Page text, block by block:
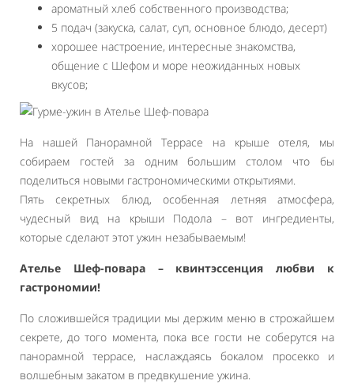
ароматный хлеб собственного производства;
5 подач (закуска, салат, суп, основное блюдо, десерт)
хорошее настроение, интересные знакомства,
общение с Шефом и море неожиданных новых
вкусов;
На нашей Панорамной Террасе на крыше отеля, мы
собираем гостей за одним большим столом что бы
поделиться новыми гастрономическими открытиями.
Пять секретных блюд, особенная летняя атмосфера,
чудесный вид на крыши Подола – вот ингредиенты,
которые сделают этот ужин незабываемым!
Ателье Шеф-повара – квинтэссенция любви к
гастрономии!
По сложившейся традиции мы держим меню в строжайшем
секрете, до того момента, пока все гости не соберутся на
панорамной террасе, наслаждаясь бокалом просекко и
волшебным закатом в предвкушение ужина.